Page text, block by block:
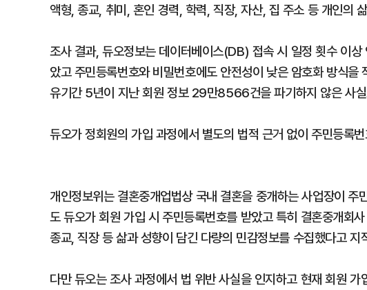
액형, 종교, 취미, 혼인 경력, 학력, 직장, 자산, 집 주소 등 개인의
조사 결과, 듀오정보는 데이터베이스(DB) 접속 시 일정 횟수 이
았고 주민등록번호와 비밀번호에도 안전성이 낮은 암호화 방식
유기간 5년이 지난 회원 정보 29만8566건을 파기하지 않은 사
듀오가 정회원의 가입 과정에서 별도의 법적 근거 없이 주민등록
개인정보위는 결혼중개업법상 국내 결혼을 중개하는 사업장이
도 듀오가 회원 가입 시 주민등록번호를 받았고 특히 결혼중개회
종교, 직장 등 삶과 성향이 담긴 다량의 민감정보를 수집했다고 지
다만 듀오는 조사 과정에서 법 위반 사실을 인지하고 현재 회원